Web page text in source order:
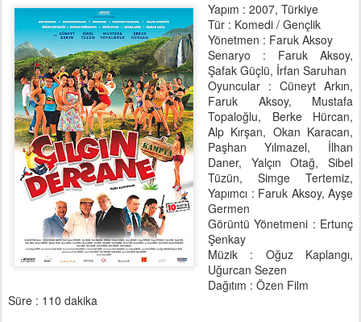
Yapım : 2007, Türkiye
Tür : Komedi / Gençlik
Yönetmen : Faruk Aksoy
Senaryo : Faruk Aksoy,
Şafak Güçlü, İrfan Saruhan
Oyuncular : Cüneyt Arkın,
Faruk Aksoy, Mustafa
Topaloğlu, Berke Hürcan,
Alp Kırşan, Okan Karacan,
Paşhan Yılmazel, İlhan
Daner, Yalçın Otağ, Sibel
Tüzün, Simge Tertemiz,
Yapımcı : Faruk Aksoy, Ayşe
Germen
Görüntü Yönetmeni : Ertunç
Şenkay
Müzik : Oğuz Kaplangı,
Uğurcan Sezen
Dağıtım : Özen Film
Süre : 110 dakika